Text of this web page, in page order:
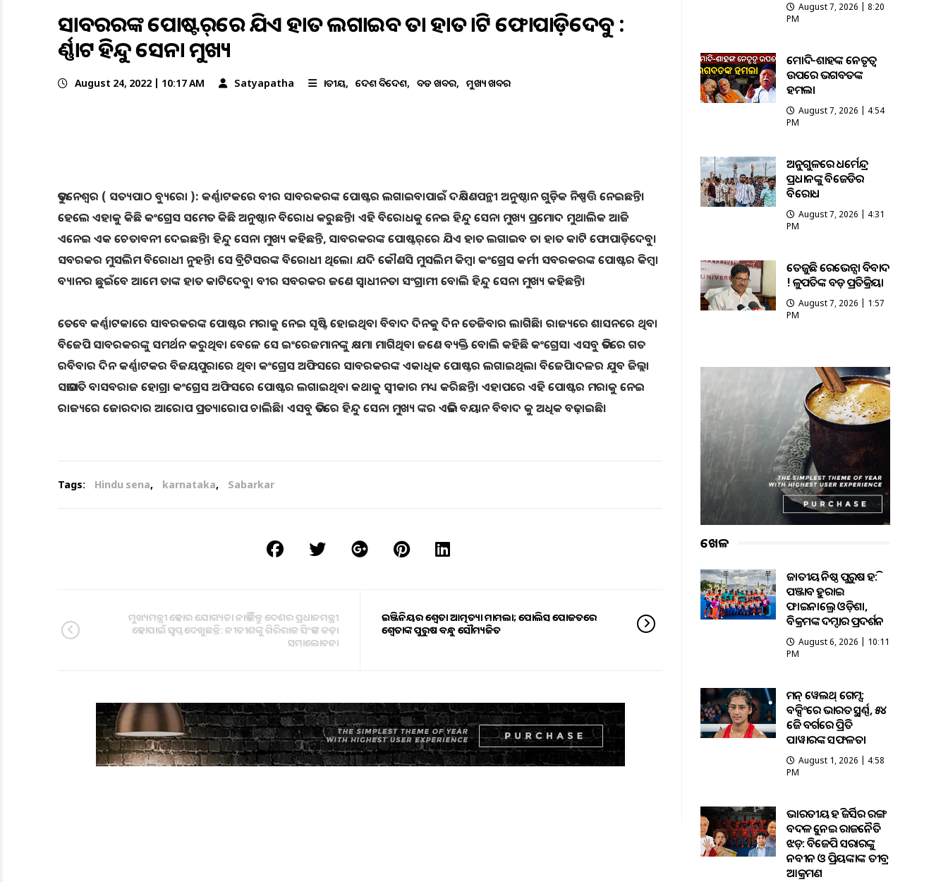
ସାବରକରଙ୍କ ପୋଷ୍ଟର୍‌ରେ ଯିଏ ହାତ ଲଗାଇବ ତା ହାତ କାଟି ଫୋପାଡ଼ିଦେବୁ :
କର୍ଣ୍ଣାଟକ ହିନ୍ଦୁ ସେନା ମୁଖ୍ୟ
August 24, 2022 | 10:17 AM Satyapatha ଜାତୀୟ ଦେଶ ବିଦେଶ ବଡ ଖବର ମୁଖ୍ୟ ଖବର
ଭୁବନେଶ୍ୱର ( ସତ୍ୟପାଠ ବ୍ୟୁରୋ ): କର୍ଣ୍ଣାଟକରେ ବୀର ସାବରକରଙ୍କ ପୋଷ୍ଟର ଲଗାଇବାପାଇଁ ଦକ୍ଷିଣପନ୍ଥୀ ଅନୁଷ୍ଠାନ ଗୁଡ଼ିକ ନିଷ୍ପତ୍ତି ନେଇଛନ୍ତି।
ହେଲେ ଏହାକୁ କିଛି କଂଗ୍ରେସ ସମେତ କିଛି ଅନୁଷ୍ଠାନ ବିରୋଧ କରୁଛନ୍ତି। ଏହି ବିରୋଧକୁ ନେଇ ହିନ୍ଦୁ ‌ସେନା ମୁଖ୍ୟ ପ୍ରମୋଦ ମୁଥାଲିକ ଆଜି
ଏନେଇ ଏକ ଚେତାବନୀ ଦେଇଛନ୍ତି। ହିନ୍ଦୁ ସେନା ମୁଖ୍ୟ କହିଛନ୍ତି, ସାବରକରଙ୍କ ପୋଷ୍ଟର୍‌ରେ ଯିଏ ହାତ ଲଗାଇବ ତା ହାତ କାଟି ଫୋପାଡ଼ିଦେବୁ।
ସବରକର ମୁସଲିମ ବିରୋଧୀ ନୁହନ୍ତି। ସେ ବ୍ରିଟିସରଙ୍କ ବିରୋଧୀ ଥିଲେ। ଯଦି କୌଣସି ମୁସଲିମ କିମ୍ବା କଂଗ୍ରେସ କର୍ମୀ ସବରକରଙ୍କ ପୋଷ୍ଟର କିମ୍ବା
ବ୍ୟାନର ଛୁଇଁବେ ଆମେ ତାଙ୍କ ହାତ କାଟିଦେବୁ। ବୀର ସବରକର ଜଣେ ସ୍ବାଧୀନତା ସଂଗ୍ରାମୀ ବୋଲି ହିନ୍ଦୁ ସେନା ମୁଖ୍ୟ କହିଛନ୍ତି।
ତେବେ କର୍ଣ୍ଣାଟକାରେ ସାବରକରଙ୍କ ପୋଷ୍ଟର ମରାକୁ ନେଇ ସୃଷ୍ଟି ହୋଇଥିବା ବିବାଦ ଦିନକୁ ଦିନ ତେଜିବାର ଲାଗିଛି। ରାଜ୍ୟରେ ଶାସନରେ ଥିବା
ବିଜେପି ସାବରକରଙ୍କୁ ସମର୍ଥନ କରୁଥିବା ବେଳେ ସେ ଇଂରେଜମାନଙ୍କୁ କ୍ଷମା ମାଗିଥିବା ଜଣେ ବ୍ୟକ୍ତି ବୋଲି କହିଛି କଂଗ୍ରେସ। ଏସବୁ ଭିତରେ ଗତ
ରବିବାର ଦିନ କର୍ଣ୍ଣାଟକର ବିଜୟପୁରାରେ ଥିବା କଂଗ୍ରେସ ଅଫିସରେ ସାବରକରଙ୍କ ଏକାଧିକ ପୋଷ୍ଟର ଲଗାଇଥିଲା ବିଜେପି।ଦଳର ଯୁବ ଜିଲ୍ଲା
ସଭାପତି ବାସବରାଜ ହୋଗ୍ରା କଂଗ୍ରେସ ଅଫିସରେ ପୋଷ୍ଟର ଲଗାଇଥିବା କଥାକୁ ସ୍ୱୀକାର ମଧ୍ୟ କରିଛନ୍ତି। ଏହାପରେ ଏହି ପୋଷ୍ଟର ମରାକୁ ନେଇ
ରାଜ୍ୟରେ ଜୋରଦାର ଆରୋପ ପ୍ରତ୍ୟାରୋପ ଚାଲିଛି। ଏସବୁ ଭିତରେ ହିନ୍ଦୁ ସେନା ମୁଖ୍ୟ ଙ୍କର ଏଭଳି ବୟାନ ବିବାଦ କୁ ଅଧିକ ବଢ଼ାଇଛି।
Tags: Hindu sena, karnataka, Sabarkar
ମୁଖ୍ୟମନ୍ତ୍ରୀ ହେବାର ଯୋଗ୍ୟତା ନାହିଁ କିନ୍ତୁ ଦେଶର ପ୍ରଧାନମନ୍ତ୍ରୀ
ହେବାପାଇଁ ସ୍ବପ୍ନ ଦେଖୁଛନ୍ତି: ନୀତୀଶଙ୍କୁ ଗିରିରାଜ ସିଂହଙ୍କ କଡ଼ା
ସମାଲୋଚନା
ଇଞ୍ଜିନିୟର ଶ୍ୱେତା ଆତ୍ମହତ୍ୟା ମାମଲା; ପୋଲିସ ହେପାଜତରେ
ଶ୍ୱେତାଙ୍କ ପୁରୁଷ ବନ୍ଧୁ ସୌମ୍ୟଜିତ
August 7, 2026 | 8:20
PM
ମୋଦି-ଶାହଙ୍କ ନେତୃତ୍ୱ
ଉପରେ ଭଗବତଙ୍କ
ହମଲା
August 7, 2026 | 4:54
PM
ଅନୁଗୁଳରେ ଧର୍ମେନ୍ଦ୍ର
ପ୍ରଧାନଙ୍କୁ ବିଜେଡିର
ବିରୋଧ
August 7, 2026 | 4:31
PM
ତେଜୁଛି ରେଭେନ୍ସା ବିବାଦ
! କୁଳପତିଙ୍କ ବଡ଼ ପ୍ରତିକ୍ରିୟା
August 7, 2026 | 1:57
PM
ଖେଳ
ଜାତୀୟ କନିଷ୍ଠ ପୁରୁଷ ହକି:
ପଞ୍ଜାବକୁ ହରାଇ
ଫାଇନାଲ୍ରେ ଓଡ଼ିଶା,
ବିକ୍ରମଙ୍କ ଦମ୍ଦାର ପ୍ରଦର୍ଶନ
August 6, 2026 | 10:11
PM
କମନ୍ ୱେଲଥ୍ ଗେମ୍ସ:
ବକ୍ସିଂରେ ଭାରତକୁ ସ୍ବର୍ଣ୍ଣ, ୫୪
କେଜି ବର୍ଗରେ ପ୍ରିତି
ପାୱାରଙ୍କ ସଫଳତା
August 1, 2026 | 4:58
PM
ଭାରତୀୟ ହକି ଜର୍ସିର ରଙ୍ଗ
ବଦଳକୁ ନେଇ ରାଜନୈତିକ
ଝଡ଼: ବିଜେପି ସରକାରଙ୍କୁ
ନବୀନ ଓ ପ୍ରିୟଙ୍କାଙ୍କ ତୀବ୍ର
ଆକ୍ରମଣ